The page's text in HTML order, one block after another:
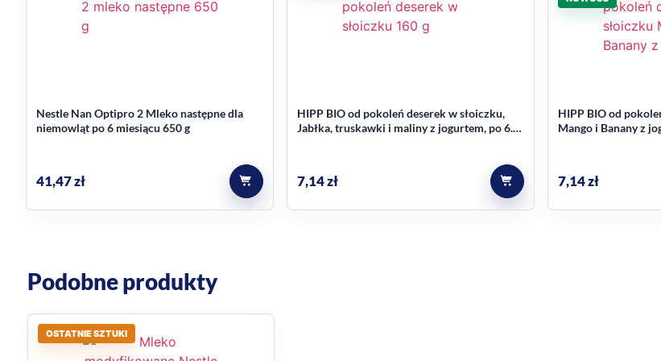
HiPP 2 BIO COMBIOTIK łączy czytelny profil produktu z komunikacją opartą na konkretach: to mleko
porównujących produkty w tej kategorii ważne będzie także to, że marka HiPP jest dostępna w osobnej
Dla jakiego wieku jest ten produkt?
Produkt jest przeznaczony dla niemowląt po 6. miesiącu życia, jako mleko następne.
Jakie elementy receptury wyróżniono w opisie?
Nestle Nan Optipro 2 Mleko następne dla
niemowląt po 6 miesiącu 650 g
41,47zł
HIPP BIO od pokoleń deserek w słoiczku,
Jabłka, truskawki i maliny z jogurtem, po 6.
7,14zł
HIPP BIO od
Mango i Banany z
7,14zł
Podobne produkty
OSTATNIE SZTUKI